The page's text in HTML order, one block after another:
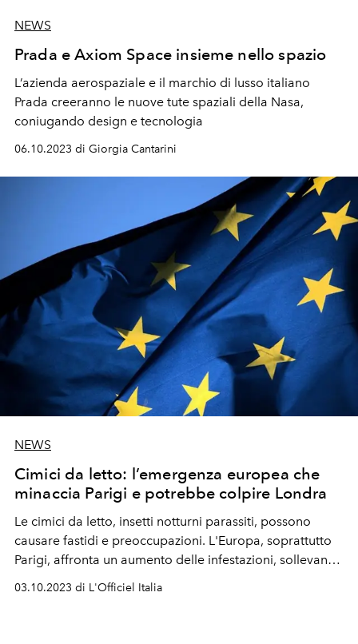
NEWS
Prada e Axiom Space insieme nello spazio
L’azienda aerospaziale e il marchio di lusso italiano
Prada creeranno le nuove tute spaziali della Nasa,
coniugando design e tecnologia
06.10.2023 di Giorgia Cantarini
NEWS
Cimici da letto: l’emergenza europea che
minaccia Parigi e potrebbe colpire Londra
Le cimici da letto, insetti notturni parassiti, possono
causare fastidi e preoccupazioni. L'Europa, soprattutto
Parigi, affronta un aumento delle infestazioni, sollevando
domande sulla loro diffusione…
03.10.2023 di L'Officiel Italia